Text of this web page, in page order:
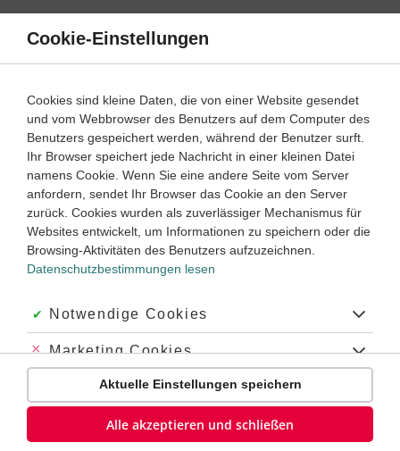
Direkt
Inhalt
Geschichte 5. Klasse ‐ Abitur
Wikinger
Wikinger,ein kriegerisches Seefahrervolk im Norden und
Nordosten Europas (Nord- und Ostseeraum) zur Zeit des
Frühmittelalters. Mit dem Überfall norwegischer Seefahrer
auf das Kloster Lindesfarne in England 793 begann das
Europa (vor allem das heutige Frankenreich, den
Mittelmeerraum und das Gebiet des späteren Russlands)
heimsuchten.
Im 9. Jahrhundert schlugen Wikingerheere feste Lager auf,
um zu überwintern und die Länder systematisch nach Beute
zu durchkämmen. Später wurden die Lager zu Siedlungen
umgebaut. So kam es auch zur Beherrschung der Normandie,
Cookie-Einstellungen
Cookies sind kleine Daten, die von einer Website gesendet
und vom Webbrowser des Benutzers auf dem Computer des
Benutzers gespeichert werden, während der Benutzer surft.
Ihr Browser speichert jede Nachricht in einer kleinen Datei
namens Cookie. Wenn Sie eine andere Seite vom Server
anfordern, sendet Ihr Browser das Cookie an den Server
zurück. Cookies wurden als zuverlässiger Mechanismus für
Websites entwickelt, um Informationen zu speichern oder die
Browsing-Aktivitäten des Benutzers aufzuzeichnen.
Datenschutzbestimmungen lesen
Akzeptiert:
Notwendige Cookies
Abgelehnt:
Marketing Cookies
Abgelehnt:
Personalisierungs-Cookies
Aktuelle Einstellungen speichern
Alle akzeptieren und schließen